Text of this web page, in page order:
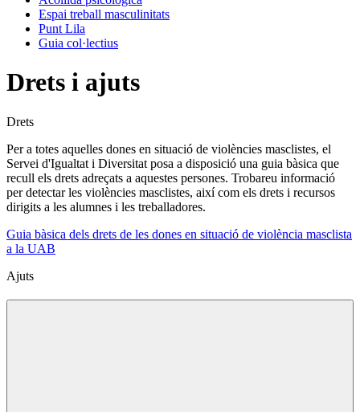
Espai treball masculinitats
Punt Lila
Guia col·lectius
Drets i ajuts
Drets
Per a totes aquelles dones en situació de violències masclistes, el
Servei d'Igualtat i Diversitat posa a disposició una guia bàsica que
recull els drets adreçats a aquestes persones. Trobareu informació
per detectar les violències masclistes, així com els drets i recursos
dirigits a les alumnes i les treballadores.
Guia bàsica dels drets de les dones en situació de violència masclista
a la UAB
Ajuts